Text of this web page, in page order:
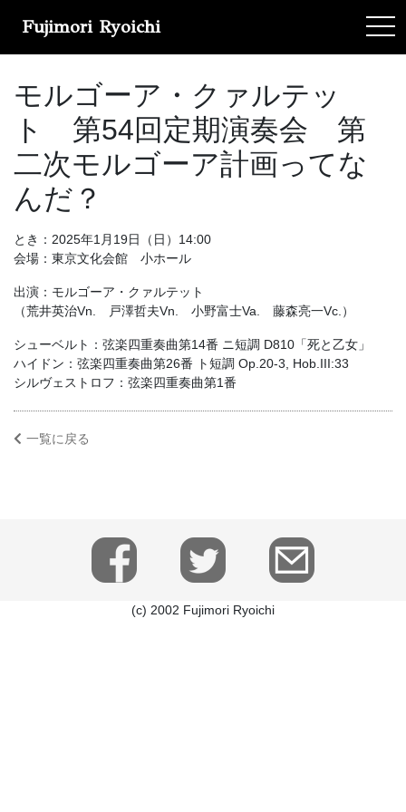
Fujimori Ryoichi
モルゴーア・クァルテッ
ト 第54回定期演奏会 第
二次モルゴーア計画ってな
んだ？
とき：2025年1月19日（日）14:00
会場：東京文化会館 小ホール
出演：モルゴーア・クァルテット
（荒井英治Vn. 戸澤哲夫Vn. 小野富士Va. 藤森亮一Vc.）
シューベルト：弦楽四重奏曲第14番 ニ短調 D810「死と乙女」
ハイドン：弦楽四重奏曲第26番 ト短調 Op.20-3, Hob.III:33
シルヴェストロフ：弦楽四重奏曲第1番
一覧に戻る
(c) 2002 Fujimori Ryoichi